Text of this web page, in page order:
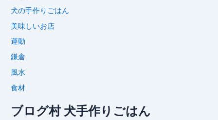
犬の手作りごはん
美味しいお店
運動
鎌倉
風水
食材
ブログ村 犬手作りごはん